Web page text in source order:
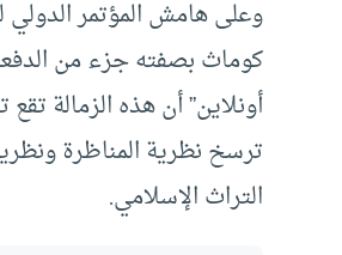
وعلى هامش المؤتمر الدولي
كوماث بصفته جزء من
أونلاين” أن هذه الزمالة
ترسخ نظرية المناظرة
التراث الإسلامي.